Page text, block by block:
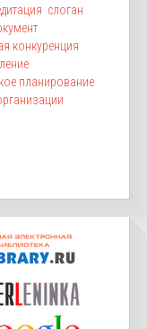
слоган
конкуренция
планирование